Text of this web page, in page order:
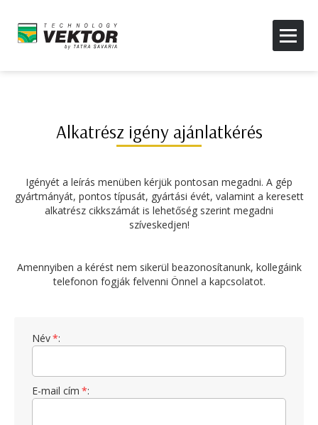
Alkatrész igény ajánlatkérés
Igényét a leírás menüben kérjük pontosan megadni. A gép
gyártmányát, pontos típusát, gyártási évét, valamint a keresett
alkatrész cikkszámát is lehetőség szerint megadni
szíveskedjen!
Amennyiben a kérést nem sikerül beazonosítanunk, kollegáink
telefonon fogják felvenni Önnel a kapcsolatot.
Név*:
E-mail cím *: